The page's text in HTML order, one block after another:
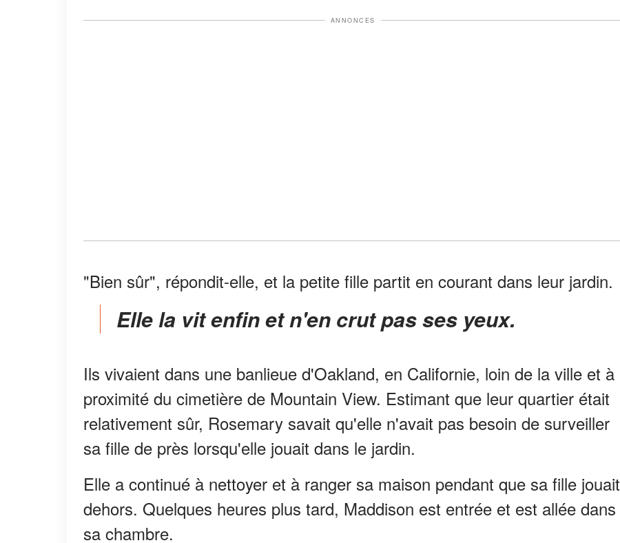
ANNONCES
"Bien sûr", répondit-elle, et la petite fille partit en courant dans leur jardin.
Elle la vit enfin et n'en crut pas ses yeux.
Ils vivaient dans une banlieue d'Oakland, en Californie, loin de la ville et à
proximité du cimetière de Mountain View. Estimant que leur quartier était
relativement sûr, Rosemary savait qu'elle n'avait pas besoin de surveiller
sa fille de près lorsqu'elle jouait dans le jardin.
Elle a continué à nettoyer et à ranger sa maison pendant que sa fille jouait
dehors. Quelques heures plus tard, Maddison est entrée et est allée dans
sa chambre.